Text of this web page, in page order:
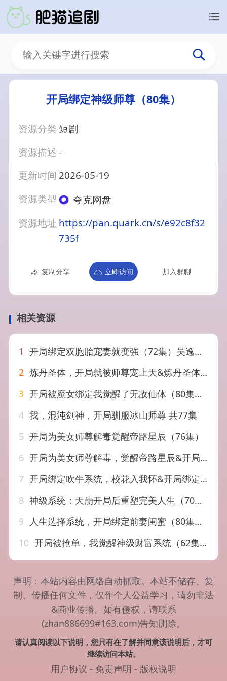
开局绑定神级师尊（80集）
资源分类 短剧
资源描述-
更新时间 2026-05-19
资源类型
夸克网盘
资源地址 https://pan.quark.cn/s/e92c8f32
735f
复制分享 立即访问 加入群聊
相关资源
1 开局绑定双胞胎宠妻就变强（72集）吴逸迦&王煎妮&杨伟峰
2 炼丹圣体，开局就被师尊宠上天&炼丹圣体开局就被师尊宠上天（60集）AI短剧
3 开局被魔女绑定我觉醒了无敌仙体（80集）谢春懿&罗妙婷
4 我，混沌剑神，开局驯服冰山师尊 共77集
5 开局为美女师尊解毒觉醒帝路星辰（76集）
6 开局为美女师尊解毒，觉醒帝路星辰&开局为美女师尊解毒觉醒帝路星辰（76集）AI短剧
7 开局绑定吹牛系统，校花入我怀&开局绑定吹牛系统校花入我怀（91集）AI短剧
8 神级系统：天崩开局后重塑完美人生（70集）孙军＆刘欣羽
9
人生选择系统，开局绑定前妻闺蜜（80集）王昱赫＆王煜菲
10 开局被抢单，我觉醒神级财富系统（62集）宇澄＆贾怡楠
声明：本站内容由网络自动抓取。本站不储存、复
制、传播任何文件，仅作个人公益学习，请勿非法
&商业传播。如有侵权，请联系
(zhan886699#163.com)告知删除。
请认真阅读以下说明，您只有在了解并同意该说明后，才可
继续访问本站。
用户协议 - 免责声明 - 版权说明